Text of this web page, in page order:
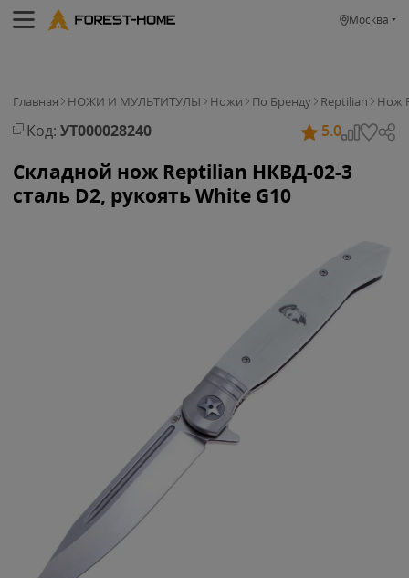
Москва
Главная НОЖИ И МУЛЬТИТУЛЫ Ножи По Бренду Reptilian Нож
Код: УТ000028240 5.0
Складной нож Reptilian НКВД-02-3
сталь D2, рукоять White G10